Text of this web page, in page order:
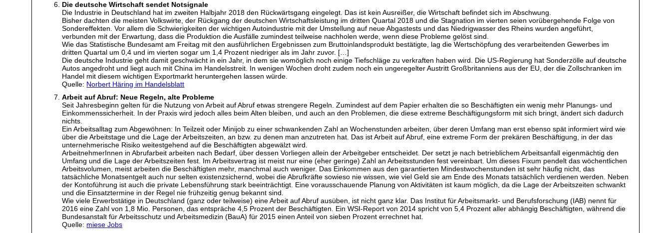
Die deutsche Wirtschaft sendet Notsignale
Die Industrie in Deutschland hat im zweiten Halbjahr 2018 den Rückwärtsgang eingelegt. Das ist kein Ausreißer, die Wirtschaft befindet sich im Abschwung.
Bisher dachten die meisten Volkswirte, der Rückgang der deutschen Wirtschaftsleistung im dritten Quartal 2018 und die Stagnation im vierten seien vorübergehende Folge von
Sondereffekten. Vor allem die Schwierigkeiten der wichtigen Autoindustrie mit der Umstellung auf neue Abgastests und das Niedrigwasser des Rheins wurden angeführt,
verbunden mit der Erwartung, dass die Produktion die Ausfälle zumindest teilweise nachholen werde, wenn diese Probleme gelöst sind.
Wie das Statistische Bundesamt am Freitag mit den ausführlichen Ergebnissen zum Bruttoinlandsprodukt bestätigte, lag die Wertschöpfung des verarbeitenden Gewerbes im
dritten Quartal um 0,4 und im vierten sogar um 1,4 Prozent niedriger als im Jahr zuvor. […]
Die deutsche Industrie geht damit geschwächt in ein Jahr, in dem sie womöglich noch einige Tiefschläge zu verkraften haben wird. Die US-Regierung hat Sonderzölle auf deutsche
Autos angedroht und liegt auch mit China im Handelsstreit. In wenigen Wochen droht zudem noch ein ungeregelter Austritt Großbritanniens aus der EU, der die Zollschranken im
Handel mit diesem wichtigen Exportmarkt heruntergehen lassen würde.
Quelle: Norbert Häring im Handelsblatt
Arbeit auf Abruf: Neue Regeln, alte Probleme
Seit Jahresbeginn gelten für die Nutzung von Arbeit auf Abruf etwas strengere Regeln. Zumindest auf dem Papier erhalten die so Beschäftigten ein wenig mehr Planungs- und
Einkommenssicherheit. In der Praxis wird jedoch alles beim Alten bleiben, und auch an den Problemen, die diese extreme Beschäftigungsform mit sich bringt, ändert sich dadurch
nichts.
Ein Arbeitsalltag zum Abgewöhnen: In Teilzeit oder Minijob zu einer schwankenden Zahl an Wochenstunden arbeiten, über deren Umfang man erst ebenso spät informiert wird wie
über die Arbeitstage und die Lage der Arbeitszeiten, an bzw. zu denen man anzutreten hat. Das ist Arbeit auf Abruf, eine extreme Form der prekären Beschäftigung, in der das
unternehmerische Risiko weitestgehend auf die Beschäftigten abgewälzt wird.
ArbeitnehmerInnen in Abrufarbeit arbeiten nach Bedarf, über dessen Vorliegen allein der Arbeitgeber entscheidet. Der setzt je nach betrieblichem Arbeitsanfall eigenmächtig den
Umfang und die Lage der Arbeitszeiten fest. Im Arbeitsvertrag ist meist nur eine (eher geringe) Zahl an Arbeitsstunden fest vereinbart. Um dieses Fixum pendelt das wöchentlichen
Arbeitsvolumen, meist arbeiten die Beschäftigten mehr, manchmal auch weniger. Das Einkommen aus den garantierten Mindestwochenstunden ist sehr häufig nicht, das
tatsächliche Monatsentgelt auch nur selten existenzsichernd, wobei die Abrufkräfte sowieso nie wissen, wie viel Geld sie am Ende des Monats tatsächlich verdienen werden. Neben
der Kontoführung ist auch die private Lebensführung stark beeinträchtigt. Eine vorausschauende Planung von Aktivitäten ist kaum möglich, da die Lage der Arbeitszeiten schwankt
und die Einsatztermine in der Regel nie frühzeitig genug bekannt sind.
Wie viele Erwerbstätige in Deutschland (ganz oder teilweise) eine Arbeit auf Abruf ausüben, ist nicht ganz klar. Das Institut für Arbeitsmarkt- und Berufsforschung (IAB) nennt für
2016 eine Zahl von 1,8 Mio. Personen, das entspräche 4,5 Prozent der Beschäftigten. Ein WSI-Report von 2014 spricht von 5,4 Prozent aller abhängig Beschäftigten, während die
Bundesanstalt für Arbeitsschutz und Arbeitsmedizin (BauA) für 2015 einen Anteil von sieben Prozent errechnet hat.
Quelle: miese Jobs